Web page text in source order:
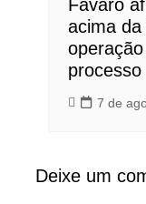
Fávaro
acima da
processo
7 de
Deixe um